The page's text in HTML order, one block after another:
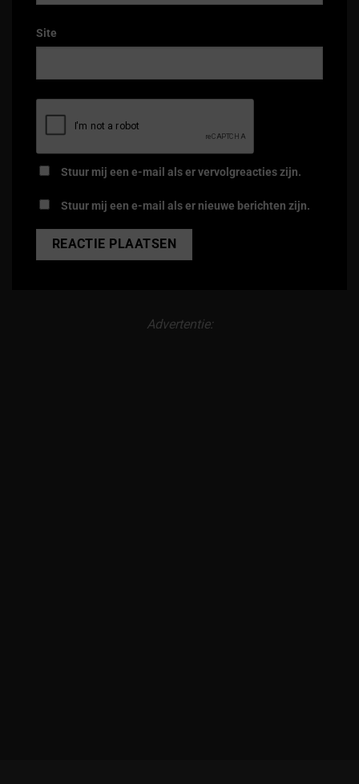
Site
Stuur mij een e-mail als er vervolgreacties zijn.
Stuur mij een e-mail als er nieuwe berichten zijn.
Advertentie: